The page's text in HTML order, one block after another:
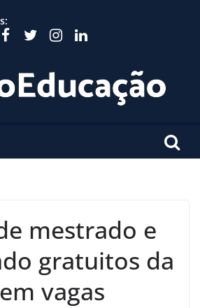
mestrado e
gratuitos da
vagas